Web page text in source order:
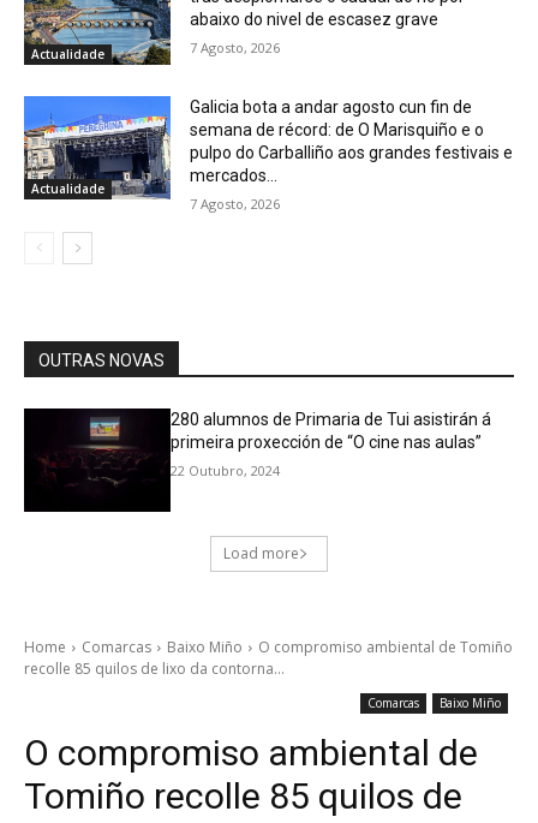
Actualidade
abaixo do nivel de escasez grave
7 Agosto, 2026
Actualidade
Galicia bota a andar agosto cun fin de
semana de récord: de O Marisquiño e o
pulpo do Carballiño aos grandes festivais e
mercados...
7 Agosto, 2026
OUTRAS NOVAS
280 alumnos de Primaria de Tui asistirán á
primeira proxección de “O cine nas aulas”
22 Outubro, 2024
Load more